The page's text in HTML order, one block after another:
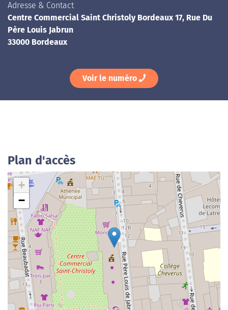
Adresse & Contact
Centre Commercial Saint Christoly Bordeaux 17, Rue Du
Père Louis Jabrun
33000 Bordeaux
Voir le numéro
Plan d'accès
+
−